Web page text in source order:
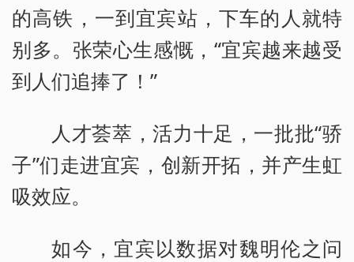
的高铁，一到宜宾站，下车的人就特
别多。张荣心生感慨，“宜宾越来越受
到人们追捧了！”
人才荟萃，活力十足，一批批“骄
子”们走进宜宾，创新开拓，并产生虹
吸效应。
如今，宜宾以数据对魏明伦之问